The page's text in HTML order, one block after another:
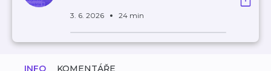
3. 6. 2026 24 min
INFO KOMENTÁŘE